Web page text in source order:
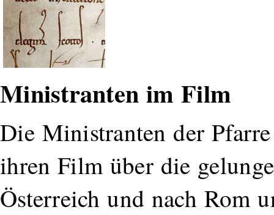
Ministranten im Film
Die Ministranten der
ihren Film über die
Österreich und nach Rom